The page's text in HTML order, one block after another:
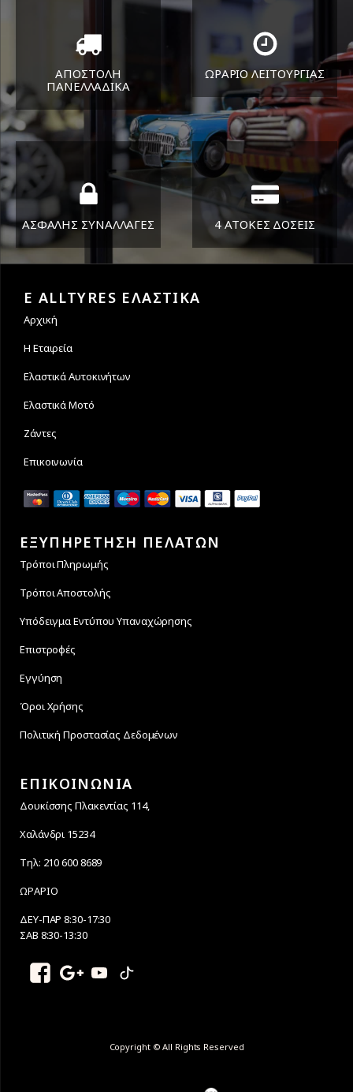
ΑΠΟΣΤΟΛΗ
ΠΑΝΕΛΛΑΔΙΚA
Όπου και αν είστε θα σας
στείλουμε τα ελαστικά σας
ΩΡΑΡΙΟ ΛΕΙΤΟΥΡΓΙΑΣ
ΔΕΥ-ΠΑΡ 8:30-17:30
ΣΑΒ 8:30-13:30
ΑΣΦΑΛΗΣ ΣΥΝΑΛΛΑΓΕΣ 4 ΑΤΟΚΕΣ ΔΟΣΕΙΣ
E ALLTYRES ΕΛΑΣΤΙΚΑ
Αρχική
Η Εταιρεία
Ελαστικά Αυτοκινήτων
Ελαστικά Μοτό
Ζάντες
Επικοινωνία
ΕΞΥΠΗΡΕΤΗΣΗ ΠΕΛΑΤΩΝ
Τρόποι Πληρωμής
Τρόποι Αποστολής
Υπόδειγμα Εντύπου Υπαναχώρησης
Επιστροφές
Εγγύηση
Όροι Χρήσης
Πολιτική Προστασίας Δεδομένων
ΕΠΙΚΟΙΝΩΝΙΑ
Δουκίσσης Πλακεντίας 114,
Χαλάνδρι 15234
Τηλ: 210 600 8689
ΩΡΑΡΙΟ
ΔΕΥ-ΠΑΡ 8:30-17:30
ΣΑΒ 8:30-13:30
Copyright © All Rights Reserved